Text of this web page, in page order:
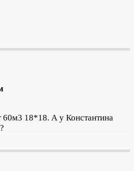
60м3 18*18. А у Константина